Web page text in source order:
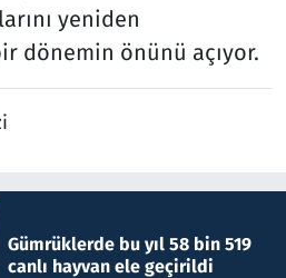
yeniden
dönemin önünü açıyor.
Gümrüklerde bu yıl 58 bin 519
canlı hayvan ele geçirildi